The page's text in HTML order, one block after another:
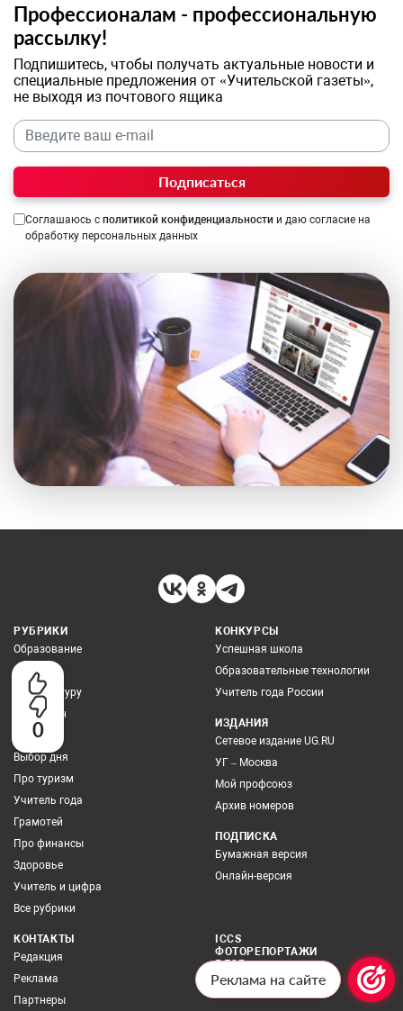
0
Профессионалам - профессиональную
рассылку!
Подпишитесь, чтобы получать актуальные новости и
специальные предложения от «Учительской газеты»,
не выходя из почтового ящика
Подписаться
Соглашаюсь с политикой конфиденциальности и даю согласие на
обработку персональных данных
РУБРИКИ
Образование
Наука
Про культуру
Про закон
Экология
Выбор дня
Про туризм
Учитель года
Грамотей
Про финансы
Здоровье
Учитель и цифра
Все рубрики
КОНКУРСЫ
Успешная школа
Образовательные технологии
Учитель года России
ИЗДАНИЯ
Сетевое издание UG.RU
УГ – Москва
Мой профсоюз
Архив номеров
ПОДПИСКА
Бумажная версия
Онлайн-версия
КОНТАКТЫ
Редакция
Реклама
Партнеры
ICCS
ФОТОРЕПОРТАЖИ
БЛОГ
Реклама на сайте